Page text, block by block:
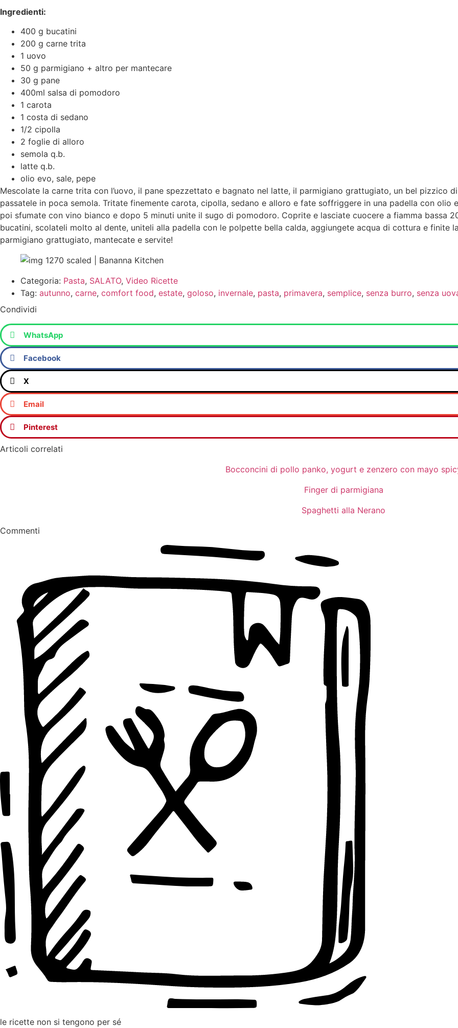
Ingredienti:
400 g bucatini
200 g carne trita
1 uovo
50 g parmigiano + altro per mantecare
30 g pane
400ml salsa di pomodoro
1 carota
1 costa di sedano
1/2 cipolla
2 foglie di alloro
semola q.b.
latte q.b.
olio evo, sale, pepe
Mescolate la carne trita con l’uovo, il pane spezzettato e bagnato nel latte, il parmigiano grattugiato, un bel pizzico
passatele in poca semola. Tritate finemente carota, cipolla, sedano e alloro e fate soffriggere in una padella con
poi sfumate con vino bianco e dopo 5 minuti unite il sugo di pomodoro. Coprite e lasciate cuocere a fiamma bassa
bucatini, scolateli molto al dente, uniteli alla padella con le polpette bella calda, aggiungete acqua di cottura e finite
parmigiano grattugiato, mantecate e servite!
Categoria: Pasta, SALATO, Video Ricette
Tag: autunno, carne, comfort food, estate, goloso, invernale, pasta, primavera, semplice, senza burro, senza
Condividi
WhatsApp
Facebook
X
Email
Pinterest
Articoli correlati
Bocconcini di pollo panko, yogurt e zenzero con mayo
Finger di parmigiana
Spaghetti alla Nerano
Commenti
le ricette non si tengono per sé